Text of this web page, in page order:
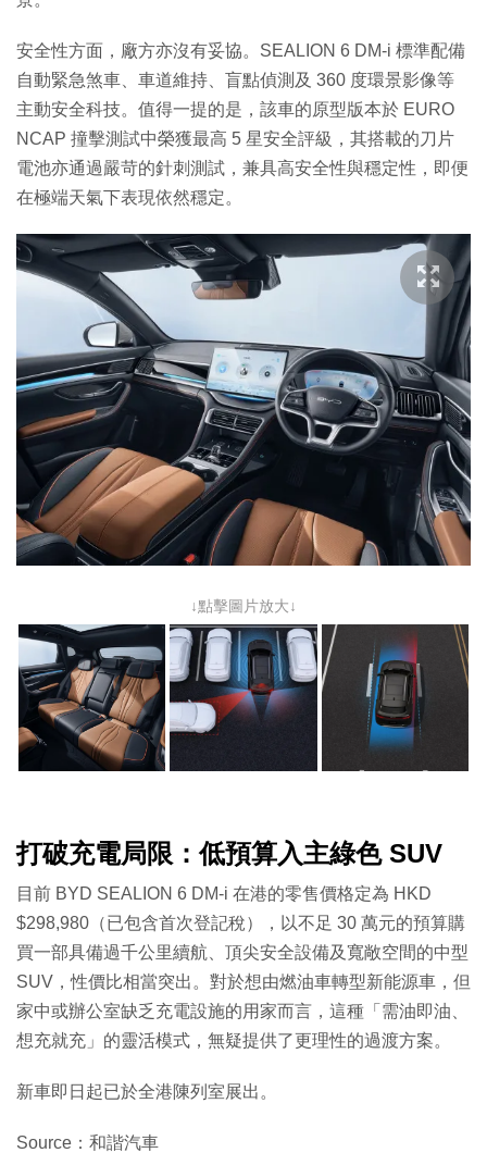
安全性方面，廠方亦沒有妥協。SEALION 6 DM-i 標準配備
自動緊急煞車、車道維持、盲點偵測及 360 度環景影像等
主動安全科技。值得一提的是，該車的原型版本於 EURO
NCAP 撞擊測試中榮獲最高 5 星安全評級，其搭載的刀片
電池亦通過嚴苛的針刺測試，兼具高安全性與穩定性，即便
在極端天氣下表現依然穩定。
↓點擊圖片放大↓
打破充電局限：低預算入主綠色 SUV
目前 BYD SEALION 6 DM-i 在港的零售價格定為 HKD
$298,980（已包含首次登記稅），以不足 30 萬元的預算購
買一部具備過千公里續航、頂尖安全設備及寬敞空間的中型
SUV，性價比相當突出。對於想由燃油車轉型新能源車，但
家中或辦公室缺乏充電設施的用家而言，這種「需油即油、
想充就充」的靈活模式，無疑提供了更理性的過渡方案。
新車即日起已於全港陳列室展出。
Source：和諧汽車